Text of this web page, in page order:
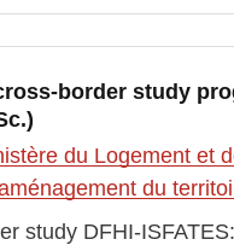
border study
du Logement et
du
study DFHI-